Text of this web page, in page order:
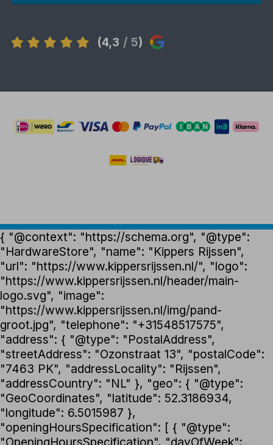
(4,3 / 5)
{ "@context": "https://schema.org", "@type":
"HardwareStore", "name": "Kippers Rijssen",
"url": "https://www.kippersrijssen.nl/", "logo":
"https://www.kippersrijssen.nl/header/main-
logo.svg", "image":
"https://www.kippersrijssen.nl/img/pand-
groot.jpg", "telephone": "+31548517575",
"address": { "@type": "PostalAddress",
"streetAddress": "Ozonstraat 13", "postalCode":
"7463 PK", "addressLocality": "Rijssen",
"addressCountry": "NL" }, "geo": { "@type":
"GeoCoordinates", "latitude": 52.3186934,
"longitude": 6.5015987 },
"openingHoursSpecification": [ { "@type":